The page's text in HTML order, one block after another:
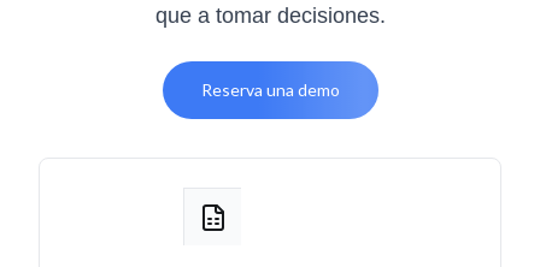
que a tomar decisiones.
Reserva una demo